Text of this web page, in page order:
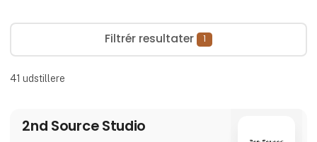
Filtrér resultater 1
41 udstillere
2nd Source Studio